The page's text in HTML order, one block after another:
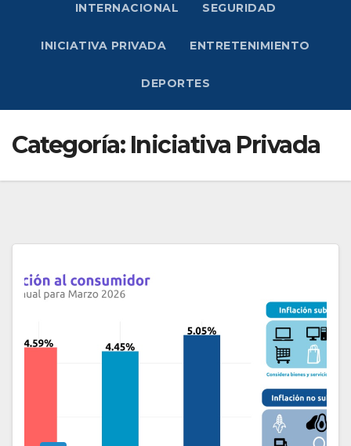
INTERNACIONAL SEGURIDAD
INICIATIVA PRIVADA ENTRETENIMIENTO
DEPORTES
Categoría: Iniciativa Privada